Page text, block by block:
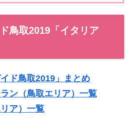
鳥取2019「イタリア
イド鳥取2019」まとめ
ン（鳥取エリア）一覧
ア）一覧